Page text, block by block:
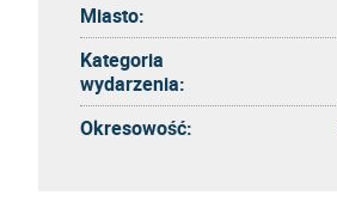
Miasto:
Kategoria
wydarzenia:
Okresowość: